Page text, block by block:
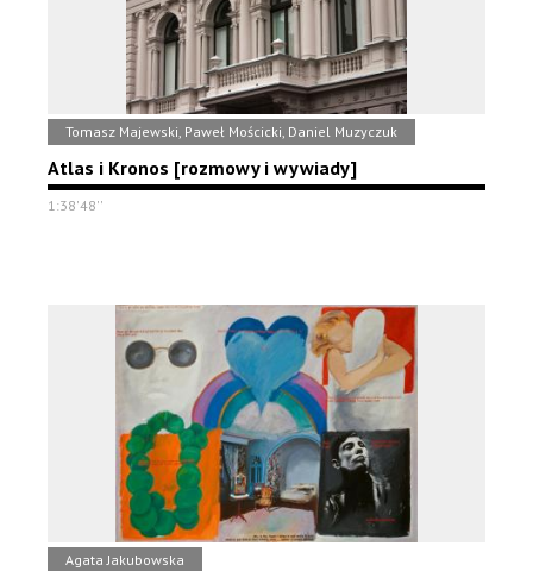
Tomasz Majewski, Paweł Mościcki, Daniel Muzyczuk
Atlas i Kronos [rozmowy i wywiady]
1:38'48''
Agata Jakubowska